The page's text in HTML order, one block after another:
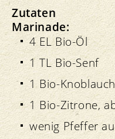
Zutaten
Marinade:
4 EL Bio-Öl
1 TL Bio-Senf
1 Bio-
1 Bio-Zitrone,
wenig Pfeffer